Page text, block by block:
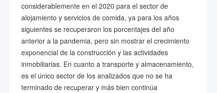
considerablemente en el 2020 para el sector de
alojamiento y servicios de comida, ya para los años
siguientes se recuperaron los porcentajes del año
anterior a la pandemia, pero sin mostrar el crecimiento
exponencial de la construcción y las actividades
inmobiliarias. En cuanto a transporte y almacenamiento,
es el único sector de los analizados que no se ha
terminado de recuperar y más bien continúa